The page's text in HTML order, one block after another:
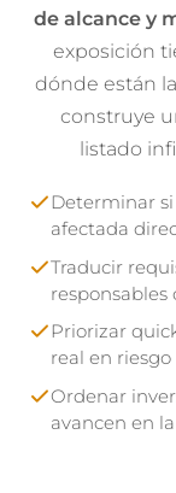
de alcance y
exposición
dónde están
construye
listado
Determinar
afectada
Traducir
responsables
Priorizar
real en riesgo
Ordenar
avancen en